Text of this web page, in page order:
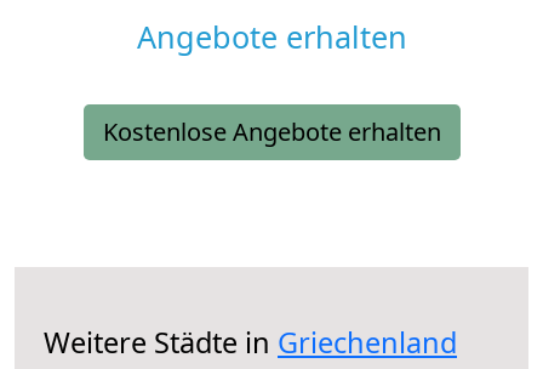
Angebote erhalten
Kostenlose Angebote erhalten
Weitere Städte in Griechenland